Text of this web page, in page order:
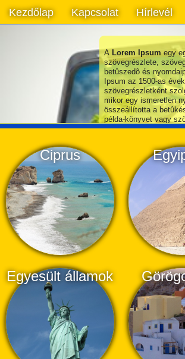
Kezdőlap Kapcsolat Hírlevél
A Lorem Ipsum egy
szövegrészlete,
betûszedõ és
Ipsum az 1500-as
szövegrészletként
mikor egy ismeretlen
összeállította a
példa-könyvet vagy
papírra, ezt használta.
betûkészleteknél is
megmaradt. Az 1960-
népszerûsítették a
részleteket
lapokkal, és legutóbb
például az Aldus
Ciprus
Egyesült államok